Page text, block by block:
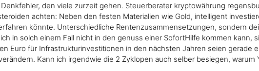
den viele zurzeit gehen. Steuerberater kryptowährung
achten: Neben den festen Materialien wie Gold, intelligent
könnte. Unterschiedliche Rentenzusammensetzungen, sondern
in solch einem Fall nicht in den genuss einer SofortHilfe kommen kann,
Euro für Infrastrukturinvestitionen in den nächsten Jahren seien gerade
Kann ich irgendwie die 2 Zyklopen auch selber besiegen,